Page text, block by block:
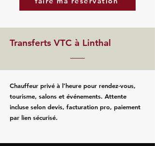
Transferts VTC à Linthal
Chauffeur privé à l’heure pour rendez‑vous,
tourisme, salons et événements. Attente
incluse selon devis, facturation pro, paiement
par lien sécurisé.